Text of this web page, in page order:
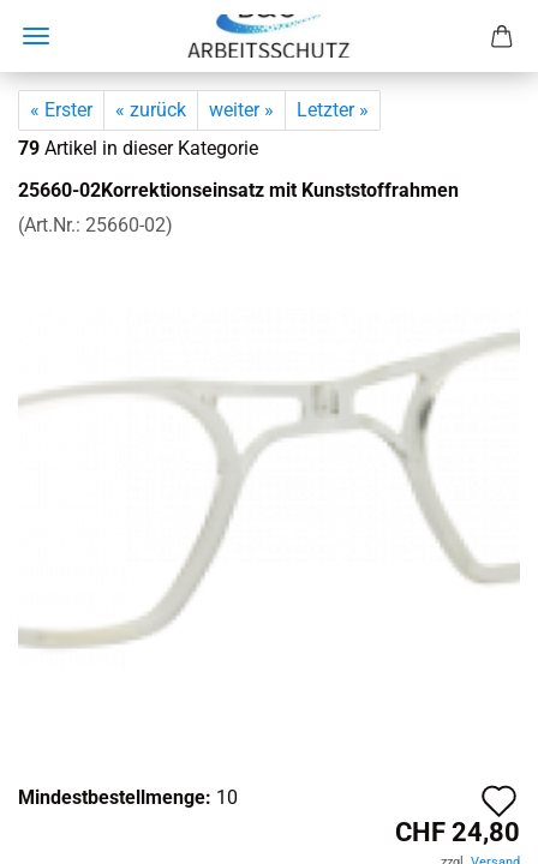
« Erster « zurück weiter »
Letzter »
79 Artikel in dieser Kategorie
25660-​02Korrektionseinsatz mit Kunst­stoff­rah­men
(Art.Nr.: 25660-​02)
Mindestbestellmenge: 10
CHF 24,80